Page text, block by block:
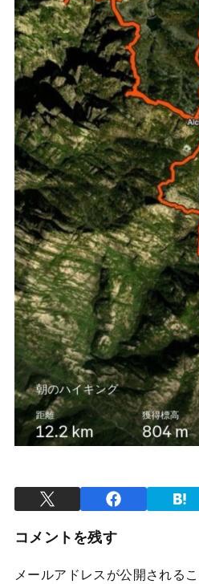
コメントを残す
メールアドレスが公開される